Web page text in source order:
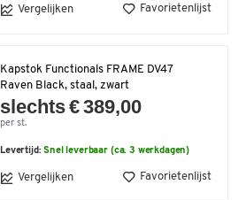
Vergelijken Favorietenlijst
Kapstok Functionals FRAME DV47
Raven Black, staal, zwart
slechts € 389,00
per st.
Levertijd:Snel leverbaar (ca. 3 werkdagen)
Vergelijken Favorietenlijst